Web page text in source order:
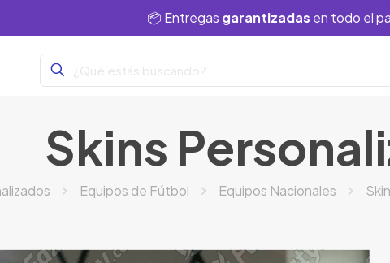
📦 Entregas garantizadas en todo el
Skins
Equipos de Fútbol Equipos Nacionales